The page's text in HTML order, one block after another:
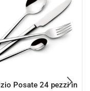
Posate 24 pezzi in